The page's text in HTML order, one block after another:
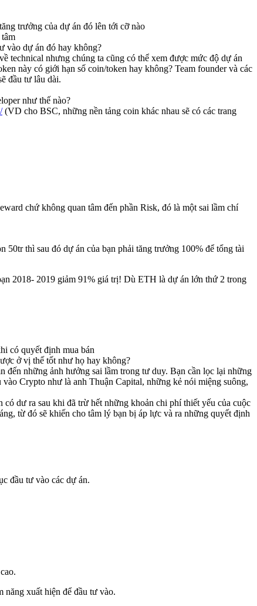
trưởng của dự án đó lên tới cỡ nào
vào dự án đó hay không?
technical nhưng chúng ta cũng có thể xem được mức độ dự án
này có giới hạn số coin/token hay không? Team founder và các
đầu tư lâu dài.
như thế nào?
(VD cho BSC, những nền tảng coin khác nhau sẽ có các trang
chứ không quan tâm đến phần Risk, đó là một sai lầm chí
thì sau đó dự án của bạn phải tăng trưởng 100% để tổng tài
2018- 2019 giảm 91% giá trị! Dù ETH là dự án lớn thứ 2 trong
có quyết định mua bán
ở vị thế tốt như họ hay không?
đến những ảnh hưởng sai lầm trong tư duy. Bạn cần lọc lại những
Crypto như là anh Thuận Capital, những kẻ nói miệng suông,
dư ra sau khi đã trừ hết những khoản chi phí thiết yếu của cuộc
từ đó sẽ khiến cho tâm lý bạn bị áp lực và ra những quyết định
đầu tư vào các dự án.
năng xuất hiện để đầu tư vào.